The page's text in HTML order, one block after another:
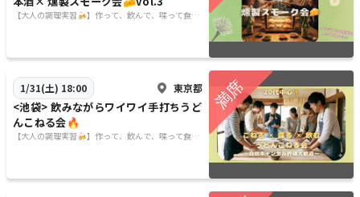
【大人の調理実習🍻】作って、飲んで、喋って食べ
1/31(土) 18:00 東京都
<池袋> 飲みながらワイワイ手打ちうど
んこねる会🔥
【大人の調理実習🍻】作って、飲んで、喋って食べ